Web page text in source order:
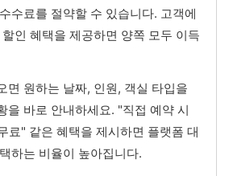
수료를 절약할 수 있습니다. 고객에
인 혜택을 제공하면 양쪽 모두 이득
면 원하는 날짜, 인원, 객실 타입을
을 바로 안내하세요. "직접 예약 시
료" 같은 혜택을 제시하면 플랫폼 대
하는 비율이 높아집니다.